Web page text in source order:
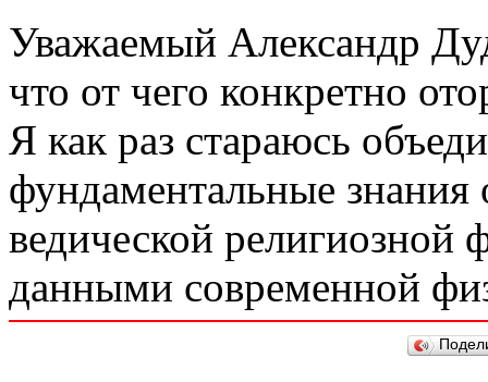
Уважаемый Александр
что от чего конкретно
Я как раз стараюсь
фундаментальные
ведической
данными современной